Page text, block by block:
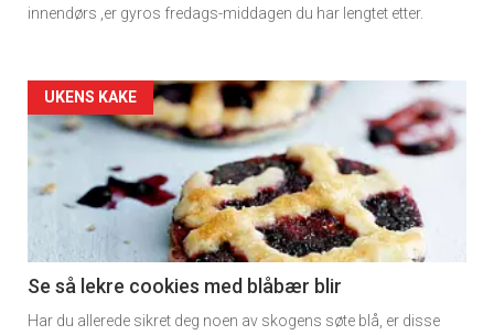
innendørs ,er gyros fredags-middagen du har lengtet etter.
Forsiden
akkurat
nå
2
UKENS KAKE
Se så lekre cookies med blåbær blir
Har du allerede sikret deg noen av skogens søte blå, er disse